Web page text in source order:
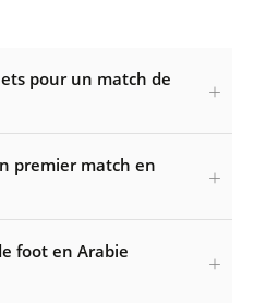
pour un match de
premier match en
foot en Arabie